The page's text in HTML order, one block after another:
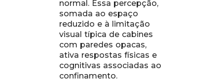
normal. Essa percepção,
somada ao espaço
reduzido e à limitação
visual típica de cabines
com paredes opacas,
ativa respostas físicas e
cognitivas associadas ao
confinamento.